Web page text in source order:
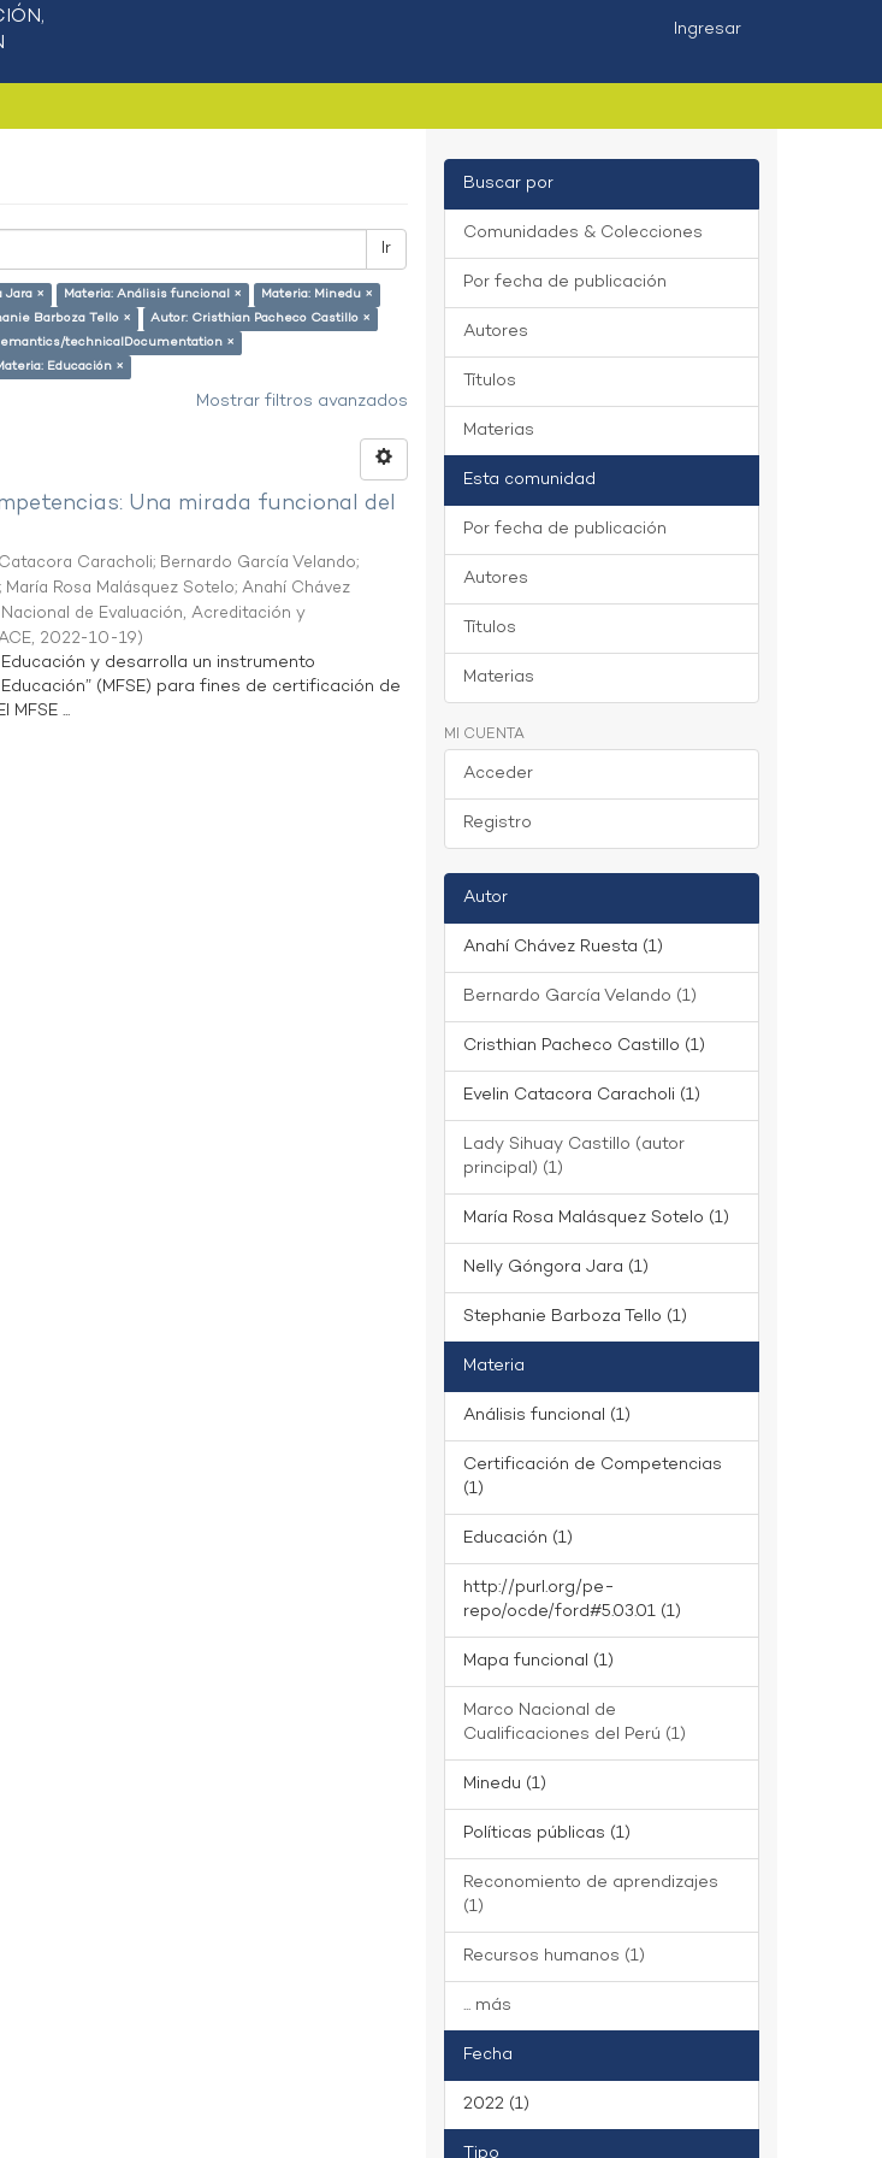
Ingresar
Ir
Jara × Materia: Análisis funcional ×
Materia: Minedu ×
Barboza Tello ×
Autor: Cristhian Pacheco Castillo ×
technicalDocumentation ×
Educación ×
Mostrar filtros avanzados
Una mirada funcional del
Caracholi; Bernardo García Velando;
; María Rosa Malásquez Sotelo;Anahí Chávez
de Evaluación, Acreditación y
, 2022-10-19)
y desarrolla un instrumento
(MFSE) para fines de certificación de
...
Buscar por
Comunidades & Colecciones
Por fecha de publicación
Autores
Títulos
Materias
Esta comunidad
Por fecha de publicación
Autores
Títulos
Materias
MI CUENTA
Acceder
Registro
Autor
Anahí Chávez Ruesta (1)
Bernardo García Velando (1)
Cristhian Pacheco Castillo (1)
Evelin Catacora Caracholi (1)
Lady Sihuay Castillo (autor
principal) (1)
María Rosa Malásquez Sotelo (1)
Nelly Góngora Jara (1)
Stephanie Barboza Tello (1)
Materia
Análisis funcional (1)
Certificación de Competencias
(1)
Educación (1)
http://purl.org/pe-
repo/ocde/ford#5.03.01 (1)
Mapa funcional (1)
Marco Nacional de
Cualificaciones del Perú (1)
Minedu (1)
Políticas públicas (1)
Reconomiento de aprendizajes
(1)
Recursos humanos (1)
... más
Fecha
2022 (1)